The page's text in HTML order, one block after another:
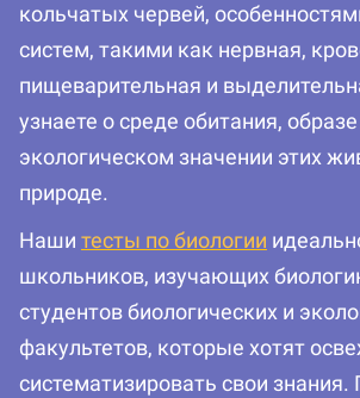
кольчатых червей,
систем, такими как нервная,
пищеварительная и
узнаете о среде обитания,
экологическом значении этих
природе.
Наши тесты по биологии
школьников, изучающих
студентов биологических и
факультетов, которые хотят
систематизировать свои знания.